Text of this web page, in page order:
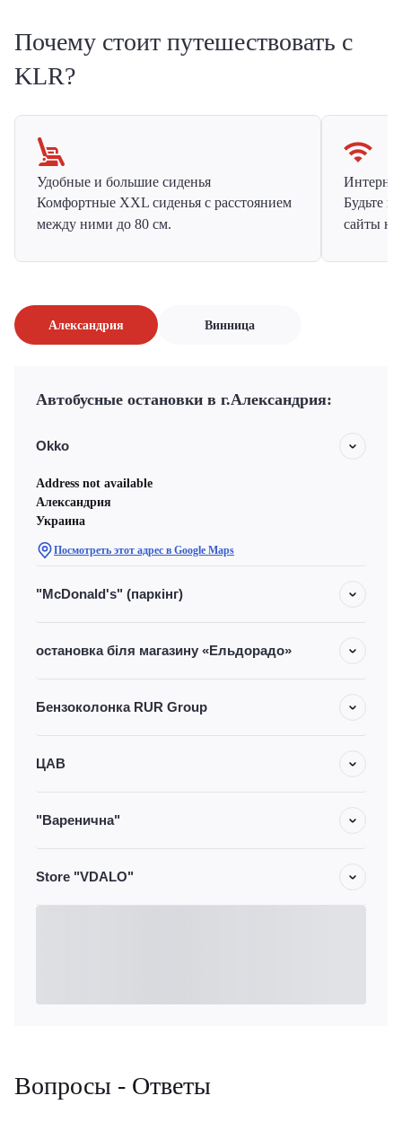
Почему стоит путешествовать с
KLR?
Удобные и большие сиденья
Комфортные XXL сиденья с расстоянием
между ними до 80 см.
Будьте
сайты на
Александрия Винница
Автобусные остановки в г.Александрия:
Okko
Address not available
Александрия
Украина
Посмотреть этот адрес в Google Maps
"McDonald's" (паркінг)
остановка біля магазину «Ельдорадо»
Бензоколонка RUR Group
ЦАВ
"Варенична"
Store "VDALO"
Вопросы - Ответы